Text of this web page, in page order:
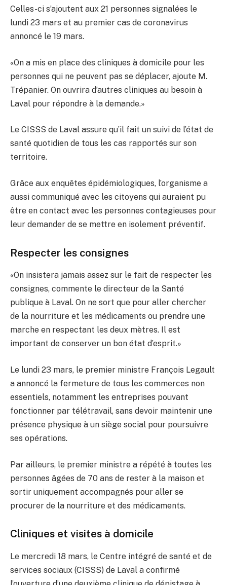
Celles-ci s’ajoutent aux 21 personnes signalées le
lundi 23 mars et au premier cas de coronavirus
annoncé le 19 mars.
«On a mis en place des cliniques à domicile pour les
personnes qui ne peuvent pas se déplacer, ajoute M.
Trépanier. On ouvrira d’autres cliniques au besoin à
Laval pour répondre à la demande.»
Le CISSS de Laval assure qu’il fait un suivi de l’état de
santé quotidien de tous les cas rapportés sur son
territoire.
Grâce aux enquêtes épidémiologiques, l’organisme a
aussi communiqué avec les citoyens qui auraient pu
être en contact avec les personnes contagieuses pour
leur demander de se mettre en isolement préventif.
Respecter les consignes
«On insistera jamais assez sur le fait de respecter les
consignes, commente le directeur de la Santé
publique à Laval. On ne sort que pour aller chercher
de la nourriture et les médicaments ou prendre une
marche en respectant les deux mètres. Il est
important de conserver un bon état d’esprit.»
Le lundi 23 mars, le premier ministre François Legault
a annoncé la fermeture de tous les commerces non
essentiels, notamment les entreprises pouvant
fonctionner par télétravail, sans devoir maintenir une
présence physique à un siège social pour poursuivre
ses opérations.
Par ailleurs, le premier ministre a répété à toutes les
personnes âgées de 70 ans de rester à la maison et
sortir uniquement accompagnés pour aller se
procurer de la nourriture et des médicaments.
Cliniques et visites à domicile
Le mercredi 18 mars, le Centre intégré de santé et de
services sociaux (CISSS) de Laval a confirmé